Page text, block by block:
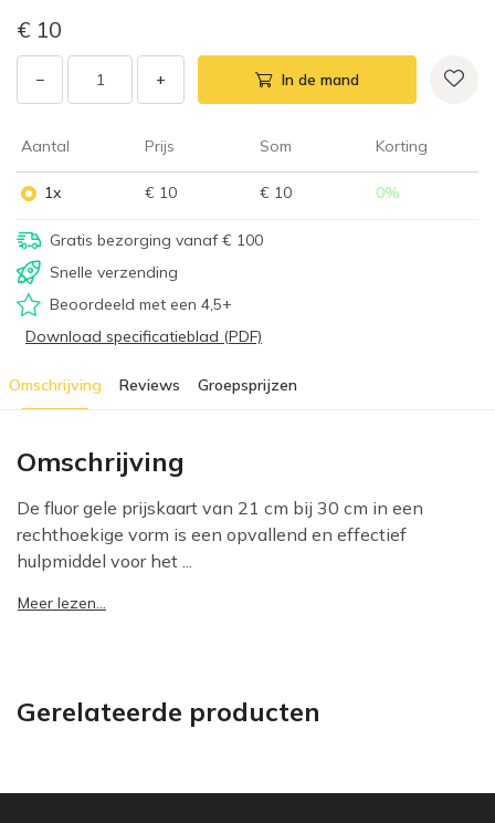
€ 10
− + In de mand
Aantal Prijs Som Korting
1x € 10 € 10 0%
Gratis bezorging vanaf € 100
Snelle verzending
Beoordeeld met een 4,5+
Download specificatieblad (PDF)
Omschrijving Reviews Groepsprijzen
Omschrijving
De fluor gele prijskaart van 21 cm bij 30 cm in een
rechthoekige vorm is een opvallend en effectief
hulpmiddel voor het ...
Meer lezen...
Gerelateerde producten